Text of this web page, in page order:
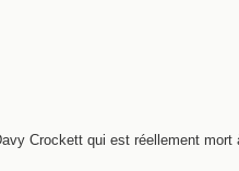
Crockett qui est réellement mort